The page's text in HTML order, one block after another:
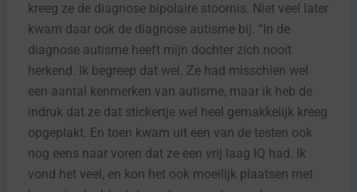
kreeg ze de diagnose bipolaire stoornis. Niet veel later
kwam daar ook de diagnose autisme bij. “In de
diagnose autisme heeft mijn dochter zich nooit
herkend. Ik begreep dat wel. Ze had misschien wel
een aantal kenmerken van autisme, maar ik heb de
indruk dat ze dat stickertje wel heel gemakkelijk kreeg
opgeplakt. En toen kwam uit een van de testen ook
nog eens naar voren dat ze een vrij laag IQ had. Ik
vond het veel, en kon het ook moeilijk plaatsen met